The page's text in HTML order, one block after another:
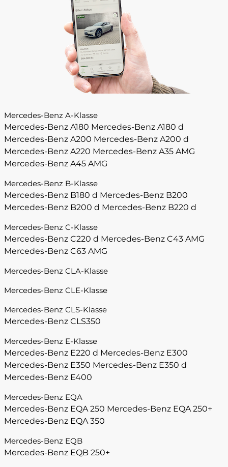
Mercedes-Benz A-Klasse
Mercedes-Benz A180 Mercedes-Benz A180 d
Mercedes-Benz A200 Mercedes-Benz A200 d
Mercedes-Benz A220 Mercedes-Benz A35 AMG
Mercedes-Benz A45 AMG
Mercedes-Benz B-Klasse
Mercedes-Benz B180 d Mercedes-Benz B200
Mercedes-Benz B200 d Mercedes-Benz B220 d
Mercedes-Benz C-Klasse
Mercedes-Benz C220 d Mercedes-Benz C43 AMG
Mercedes-Benz C63 AMG
Mercedes-Benz CLA-Klasse
Mercedes-Benz CLE-Klasse
Mercedes-Benz CLS-Klasse
Mercedes-Benz CLS350
Mercedes-Benz E-Klasse
Mercedes-Benz E220 d Mercedes-Benz E300
Mercedes-Benz E350 Mercedes-Benz E350 d
Mercedes-Benz E400
Mercedes-Benz EQA
Mercedes-Benz EQA 250 Mercedes-Benz EQA 250+
Mercedes-Benz EQA 350
Mercedes-Benz EQB
Mercedes-Benz EQB 250+